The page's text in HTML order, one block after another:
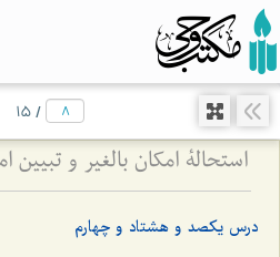
/
15
درس یکصد و هشتاد و چهارم